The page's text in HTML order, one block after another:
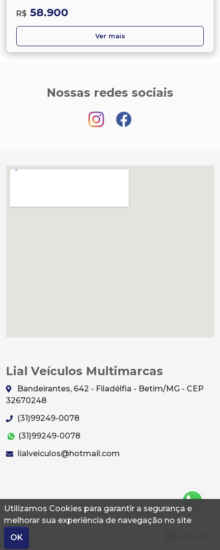
Utilizamos Cookies para garantir a segurança e
melhorar sua experiência de navegação no site
OK
R$ 58.900
Ver mais
Nossas redes sociais
Lial Veículos Multimarcas
Bandeirantes, 642 - Filadélfia - Betim/MG - CEP
32670248
(31)99249-0078
(31)99249-0078
lialveiculos@hotmail.com
© 2026 Autoconf. Todos os direitos reservados.
Termos